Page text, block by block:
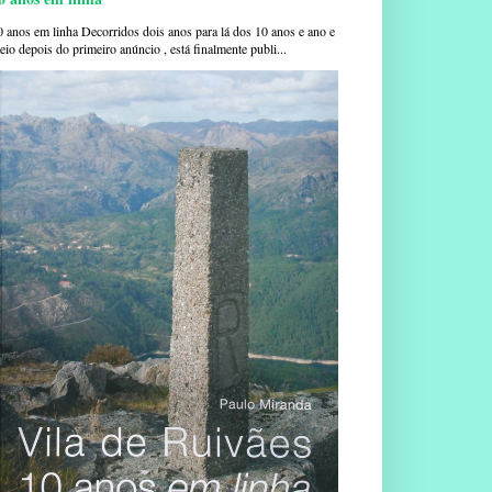
anos em linha Decorridos dois anos para lá dos 10 anos e ano e
depois do primeiro anúncio , está finalmente publi...